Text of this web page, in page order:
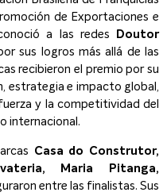
de Exportaciones e
a las redes
Doutor
sus logros más allá de las
recibieron el premio por su
estrategia e impacto global,
y la competitividad del
internacional.
Casa do Construtor,
Maria Pitanga,
entre las finalistas. Sus